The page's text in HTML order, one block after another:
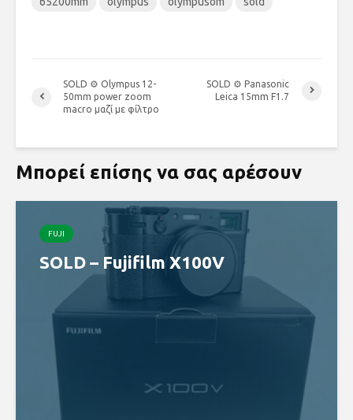
SOLD ⚙ Olympus 12-
50mm power zoom
macro μαζί με φίλτρο
SOLD ⚙ Panasonic
Leica 15mm F1.7
Μπορεί επίσης να σας αρέσουν
FUJI
SOLD – Fujifilm X100V